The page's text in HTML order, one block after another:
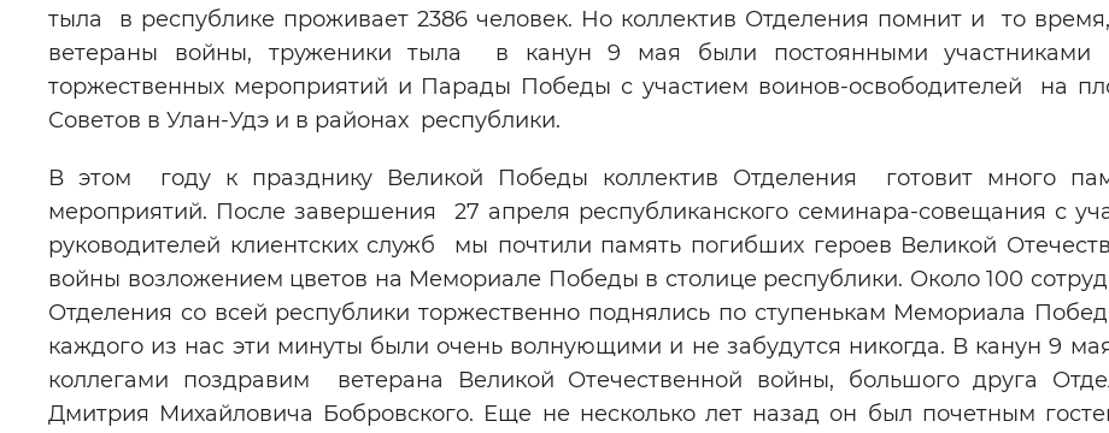
тыла в республике проживает 2386 человек. Но коллектив Отделения помнит и то время,
ветераны войны, труженики тыла в канун 9 мая были постоянными участниками
торжественных мероприятий и Парады Победы с участием воинов-освободителей на
Советов в Улан-Удэ и в районах республики.
В этом году к празднику Великой Победы коллектив Отделения готовит много
мероприятий. После завершения 27 апреля республиканского семинара-совещания с
руководителей клиентских служб мы почтили память погибших героев Великой
войны возложением цветов на Мемориале Победы в столице республики. Около 100
Отделения со всей республики торжественно поднялись по ступенькам Мемориала
каждого из нас эти минуты были очень волнующими и не забудутся никогда. В канун 9
коллегами поздравим ветерана Великой Отечественной войны, большого друга
Дмитрия Михайловича Бобровского. Еще не несколько лет назад он был почетным